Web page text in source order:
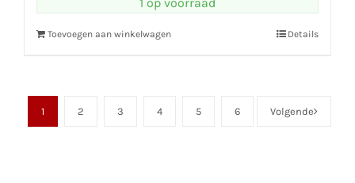
Toevoegen aan winkelwagen Details
1 2 3 4 5 6 Volgende